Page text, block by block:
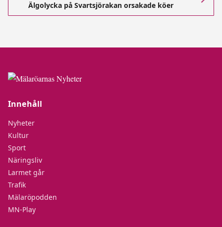
Älgolycka på Svartsjörakan orsakade köer
Innehåll
Nyheter
Kultur
Sport
Näringsliv
Larmet går
Trafik
Mälaröpodden
MN-Play